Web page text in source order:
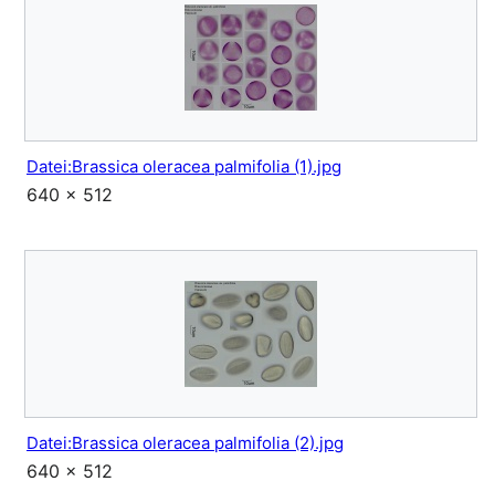
Datei:Brassica oleracea palmifolia (1).jpg
640 × 512
Datei:Brassica oleracea palmifolia (2).jpg
640 × 512